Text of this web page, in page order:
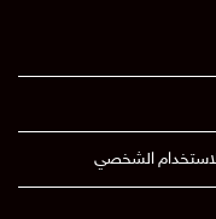
الشخصي